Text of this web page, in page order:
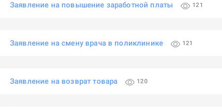
Заявление на повышение заработной платы 121
Заявление на смену врача в поликлинике 121
Заявление на возврат товара 120